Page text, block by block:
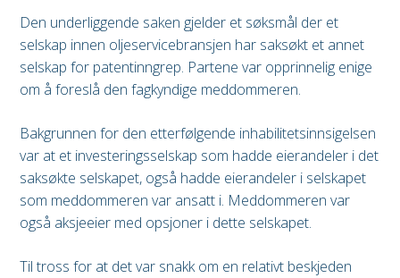
Den underliggende saken gjelder et søksmål der et
selskap innen oljeservicebransjen har saksøkt et annet
selskap for patentinngrep. Partene var opprinnelig enige
om å foreslå den fagkyndige meddommeren.
Bakgrunnen for den etterfølgende inhabilitetsinnsigelsen
var at et investeringsselskap som hadde eierandeler i det
saksøkte selskapet, også hadde eierandeler i selskapet
som meddommeren var ansatt i. Meddommeren var
også aksjeeier med opsjoner i dette selskapet.
Til tross for at det var snakk om en relativt beskjeden